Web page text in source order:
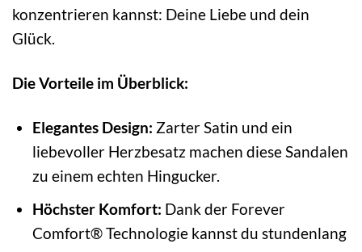
konzentrieren kannst: Deine Liebe und dein
Glück.
Die Vorteile im Überblick:
Elegantes Design: Zarter Satin und ein
liebevoller Herzbesatz machen diese Sandalen
zu einem echten Hingucker.
Höchster Komfort: Dank der Forever
Comfort® Technologie kannst du stundenlang